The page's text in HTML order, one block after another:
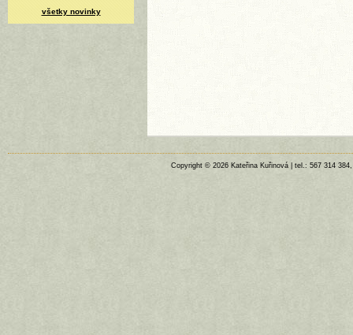
všetky novinky
Copyright © 2026 Kateřina Kuřinová | tel.: 567 314